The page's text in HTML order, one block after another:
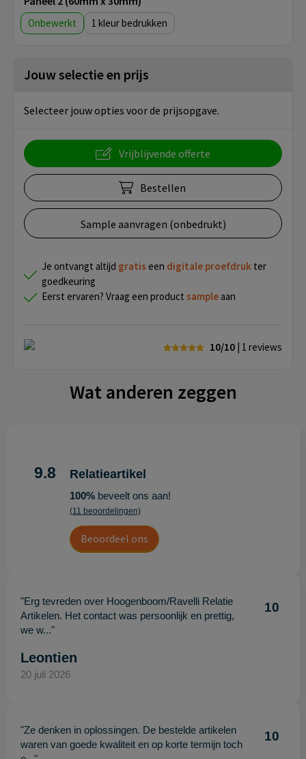
Onbewerkt 1
Jouw selectie en prijs
Selecteer jouw opties voor de prijsopgave.
Vrijblijvende offerte
Bestellen
Sample aanvragen (onbedrukt)
Je ontvangt altijd gratis een digitale proefdruk ter
goedkeuring
Eerst ervaren? Vraag een product sample aan
10/10 | 1 reviews
Wat anderen zeggen
9.8 Relatieartikel
100%beveelt ons aan!
(11 beoordelingen)
Beoordeel ons
"Erg tevreden over Hoogenboom/Ravelli Relatie
Artikelen. Het contact was persoonlijk en prettig,
we w..."
10
Leontien
20 juli 2026
"Ze denken in oplossingen. De bestelde artikelen
waren van goede kwaliteit en op korte termijn toch
10